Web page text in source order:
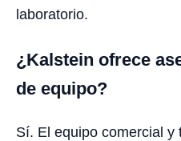
laboratorio.
¿Kalstein ofrece
de equipo?
Sí. El equipo comercial y